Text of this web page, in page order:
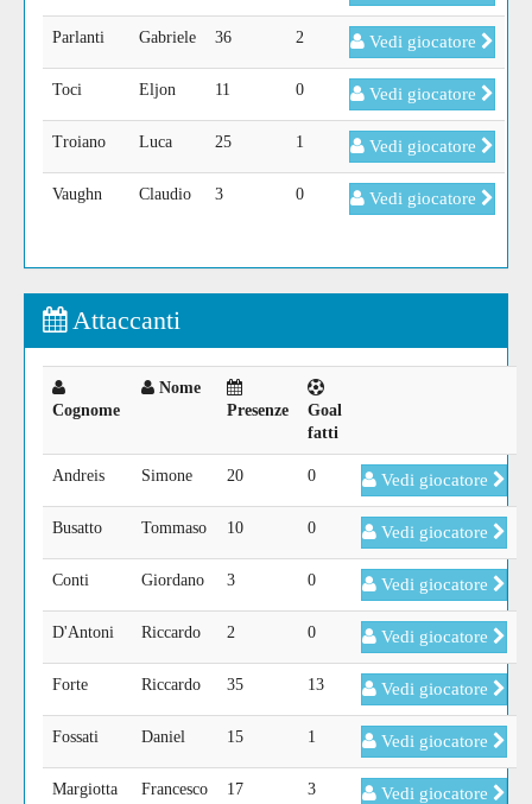
Parlanti Gabriele 36 2 Vedi giocatore
Toci Eljon 11 0 Vedi giocatore
Troiano Luca 25 1 Vedi giocatore
Vaughn Claudio 3 0 Vedi giocatore
Attaccanti
Cognome
Nome
Presenze
Goal
fatti
Andreis Simone 20 0 Vedi giocatore
Busatto Tommaso 10 0 Vedi giocatore
Conti Giordano 3 0 Vedi giocatore
D'Antoni Riccardo 2 0 Vedi giocatore
Forte Riccardo 35 13 Vedi giocatore
Fossati Daniel 15 1 Vedi giocatore
Margiotta Francesco 17 3 Vedi giocatore